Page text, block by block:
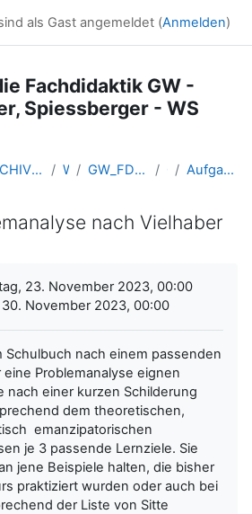
als Gast angemeldet (Anmelden)
Fachdidaktik GW -
Spiessberger - WS
ARCHIV - Lehrveranstaltungen am Standort Linz - seit 2016 WS_2023/24 GW_FDeinfuehrung_KollerMairingerSpiessberger_2023ws 07-23.11. Aufgabe Problemanalyse nach Vielhaber und Klafki
nach Vielhaber
23. November 2023, 00:00
November 2023, 00:00
Schulbuch nach einem passenden
Problemanalyse eignen
nach einer kurzen Schilderung
dem theoretischen,
emanzipatorischen
je 3 passende Lernziele. Sie
jene Beispiele halten, die bisher
praktiziert wurden oder auch bei
der Liste von Sitte